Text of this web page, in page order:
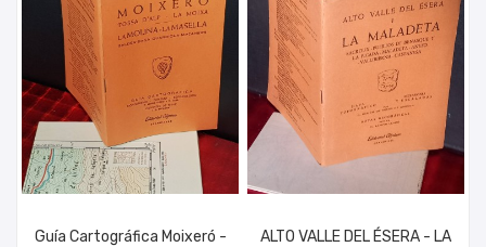
Guía Cartográfica Moixeró -
ALTO VALLE DEL ÉSERA - LA